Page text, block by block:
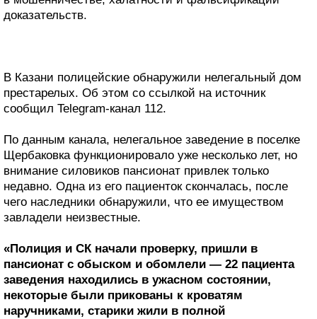
доказательств.
В Казани полицейские обнаружили нелегальный дом
престарелых. Об этом со ссылкой на источник
сообщил Telegram-канал 112.
По данным канала, нелегальное заведение в поселке
Щербаковка функционировало уже несколько лет, но
внимание силовиков пансионат привлек только
недавно. Одна из его пациенток скончалась, после
чего наследники обнаружили, что ее имуществом
завладели неизвестные.
«Полиция и СК начали проверку, пришли в
пансионат с обыском и обомлели — 22 пациента
заведения находились в ужасном состоянии,
некоторые были прикованы к кроватям
наручниками, старики жили в полной